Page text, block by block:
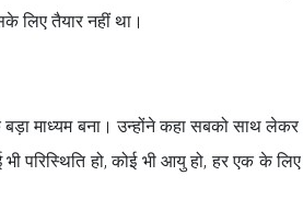
लिए तैयार नहीं था।
माध्यम बना। उन्होंने कहा सबको साथ लेकर
परिस्थिति हो, कोई भी आयु हो, हर एक के